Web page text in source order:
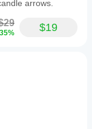
arrows.
$19